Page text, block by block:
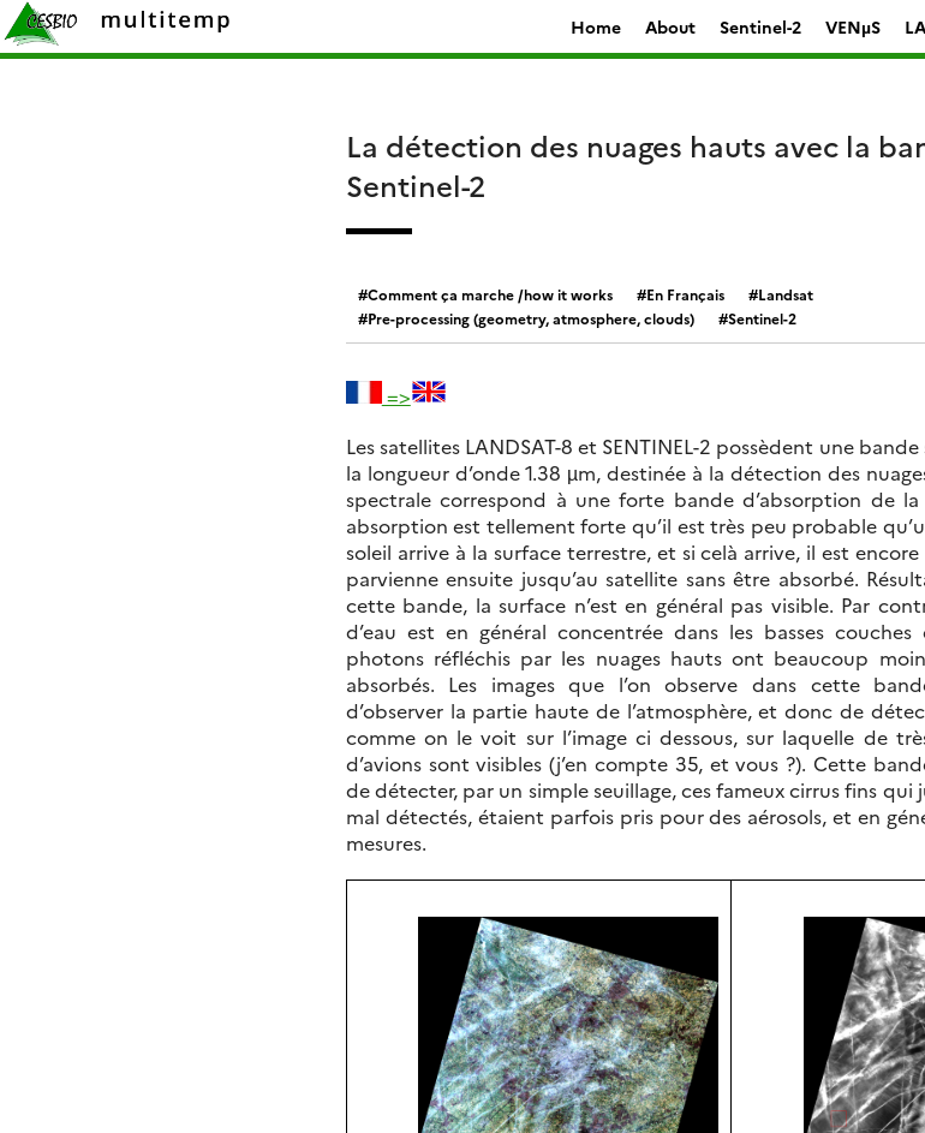
Skip
to
content
Home About Sentinel-2 VENµS
La détection des nuages hauts avec la
Sentinel-2
Comment ça marche /how it works En Français
Landsat
Pre-processing (geometry, atmosphere, clouds)
Sentinel-2
=>
Les satellites LANDSAT-8 et SENTINEL-2 possèdent une
la longueur d’onde 1.38 µm, destinée à la détection des
spectrale correspond à une forte bande d’absorption de la
absorption est tellement forte qu’il est très peu probable
soleil arrive à la surface terrestre, et si celà arrive, il est
parvienne ensuite jusqu’au satellite sans être absorbé.
cette bande, la surface n’est en général pas visible. Par
d’eau est en général concentrée dans les basses couches
photons réfléchis par les nuages hauts ont beaucoup
absorbés. Les images que l’on observe dans cette
d’observer la partie haute de l’atmosphère, et donc de
comme on le voit sur l’image ci dessous, sur laquelle de
d’avions sont visibles (j’en compte 35, et vous ?). Cette
de détecter, par un simple seuillage, ces fameux cirrus fins qui
mal détectés, étaient parfois pris pour des aérosols, et en
mesures.